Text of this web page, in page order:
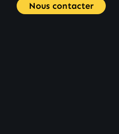
Nous contacter